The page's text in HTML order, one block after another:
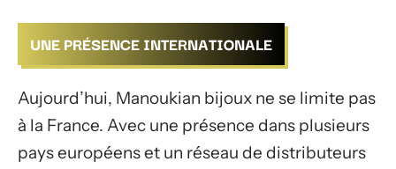
UNE PRÉSENCE INTERNATIONALE
Aujourd’hui, Manoukian bijoux ne se limite pas
à la France. Avec une présence dans plusieurs
pays européens et un réseau de distributeurs